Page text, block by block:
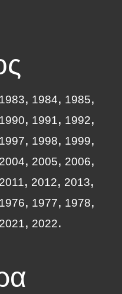
1983 1984
1985
1990 1991
1992
1997 1998
1999
2004 2005
2006
2011 2012
2013
1976 1977
1978
2021 2022